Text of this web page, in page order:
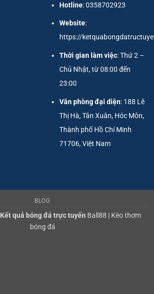
Hotline: 0358702923
Website:
https://
Thời gian làm việc: Thứ 2 –
Chủ Nhật, từ 08:00 đến
23:00
Văn phòng đại diện: 188 Lê
Thị Hà, Tân Xuân, Hóc Môn,
Thành phố Hồ Chí Minh
71706, Việt Nam
BLOG
Kết quả bóng đá trực tuyến Ball88 | Kèo thơm
bóng đá